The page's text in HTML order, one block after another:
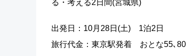
る・考える2日間(宮城県)
出発日：10月28日(土) 1泊2日
旅行代金：東京駅発着 おとな55､